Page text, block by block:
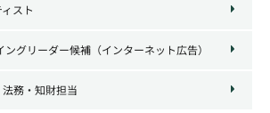
スト
ングリーダー候補（インターネット広告）
法務・知財担当